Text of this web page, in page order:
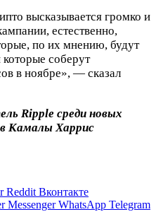
высказывается громко и
естественно,
по их мнению, будут
соберут
в ноябре», — сказал
Ripple среди новых
Камалы Харрис
Reddit Вконтакте
Messenger WhatsApp Telegram